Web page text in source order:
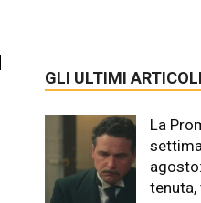
GLI ULTIMI ARTICOLI
La
tenuta,